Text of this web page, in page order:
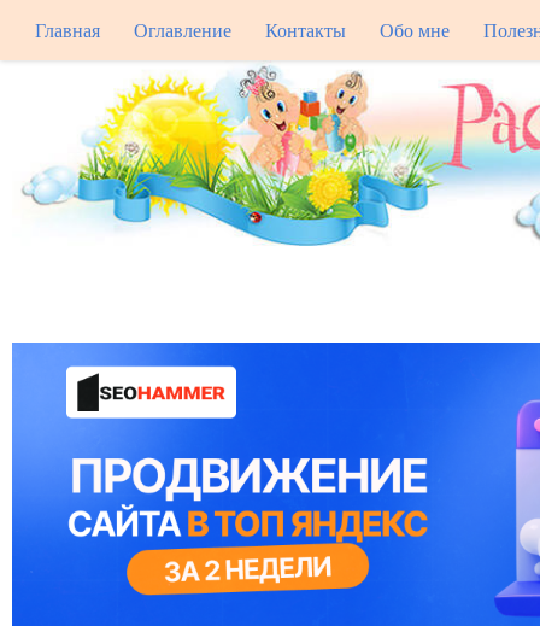
Главная Оглавление Контакты Обо мне